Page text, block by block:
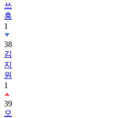
쓰
홍
1
38
김
지
원
1
39
모